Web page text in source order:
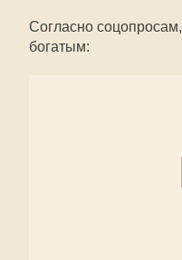
Согласно
богатым: